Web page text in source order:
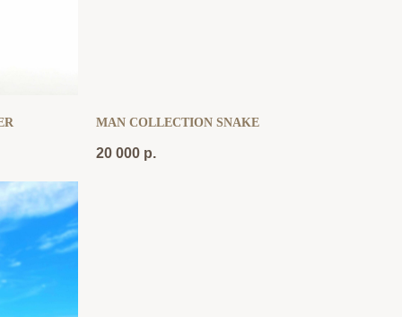
MAN COLLECTION SNAKE
20 000 р.